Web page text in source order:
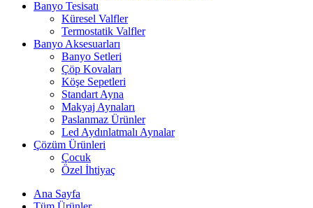
Banyo Tesisatı
Küresel Valfler
Termostatik Valfler
Banyo Aksesuarları
Banyo Setleri
Çöp Kovaları
Köşe Sepetleri
Standart Ayna
Makyaj Aynaları
Paslanmaz Ürünler
Led Aydınlatmalı Aynalar
Çözüm Ürünleri
Çocuk
Özel İhtiyaç
Ana Sayfa